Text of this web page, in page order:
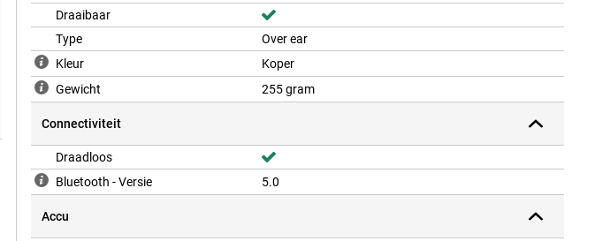
Draaibaar
Type
Over ear
Kleur
Koper
Gewicht
255 gram
Connectiviteit
Draadloos
Bluetooth - Versie
5.0
Accu